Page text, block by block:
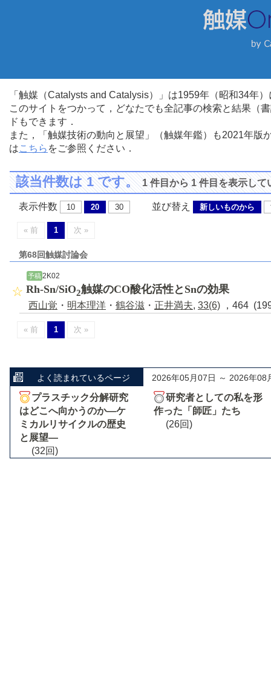
「触媒（Catalysts and Catalysis）」は1959年（昭和34年
このサイトをつかって，どなたでも全記事の検索と結果（
ドもできます．
また，「触媒技術の動向と展望」（触媒年鑑）も2021年
はこちら をご参照ください．
該当件数は 1 です。1 件目から 1 件目を表示して
表示件数 10 20 30 並び替え 新しいものから
« 前 1 次 »
第68回触媒討論会
予稿 2K02
Rh-Sn/SiO2触媒のCO酸化活性とSnの効果
西山覚 ・ 明本理洋 ・ 鶴谷滋 ・ 正井満夫, 33(6) ，464
« 前 1 次 »
よく読まれているページ 2026年05月07日 ～ 2026年08
プラスチック分解研究
はどこへ向かうのか―ケ
ミカルリサイクルの歴史
と展望―
(32回)
研究者としての私を形
作った「師匠」たち
(26回)